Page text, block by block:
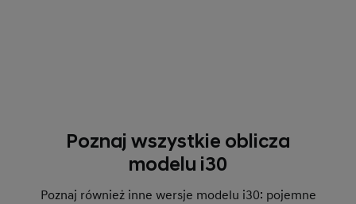
Poznaj wszystkie oblicza
modelu i30
Poznaj również inne wersje modelu i30: pojemne